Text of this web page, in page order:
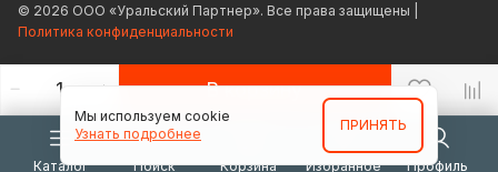
В корзину
© 2026 ООО «Уральский Партнер». Все права защищены |
Политика конфиденциальности
Каталог Поиск Корзина Избранное Профиль
Мы используем cookie
Узнать подробнее
ПРИНЯТЬ